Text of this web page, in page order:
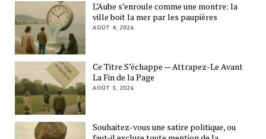
L’Aube s’enroule comme une montre: la
ville boit la mer par les paupières
AOÛT 4, 2026
Ce Titre S’échappe — Attrapez-Le Avant
La Fin de la Page
AOÛT 3, 2026
Souhaitez-vous une satire politique, ou